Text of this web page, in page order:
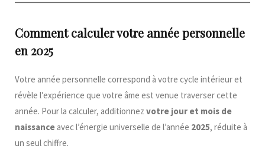
Comment calculer votre année personnelle
en 2025
Votre année personnelle correspond à votre cycle intérieur et
révèle l’expérience que votre âme est venue traverser cette
année. Pour la calculer, additionnez votre jour et mois de
naissance avec l’énergie universelle de l’année 2025, réduite à
un seul chiffre.